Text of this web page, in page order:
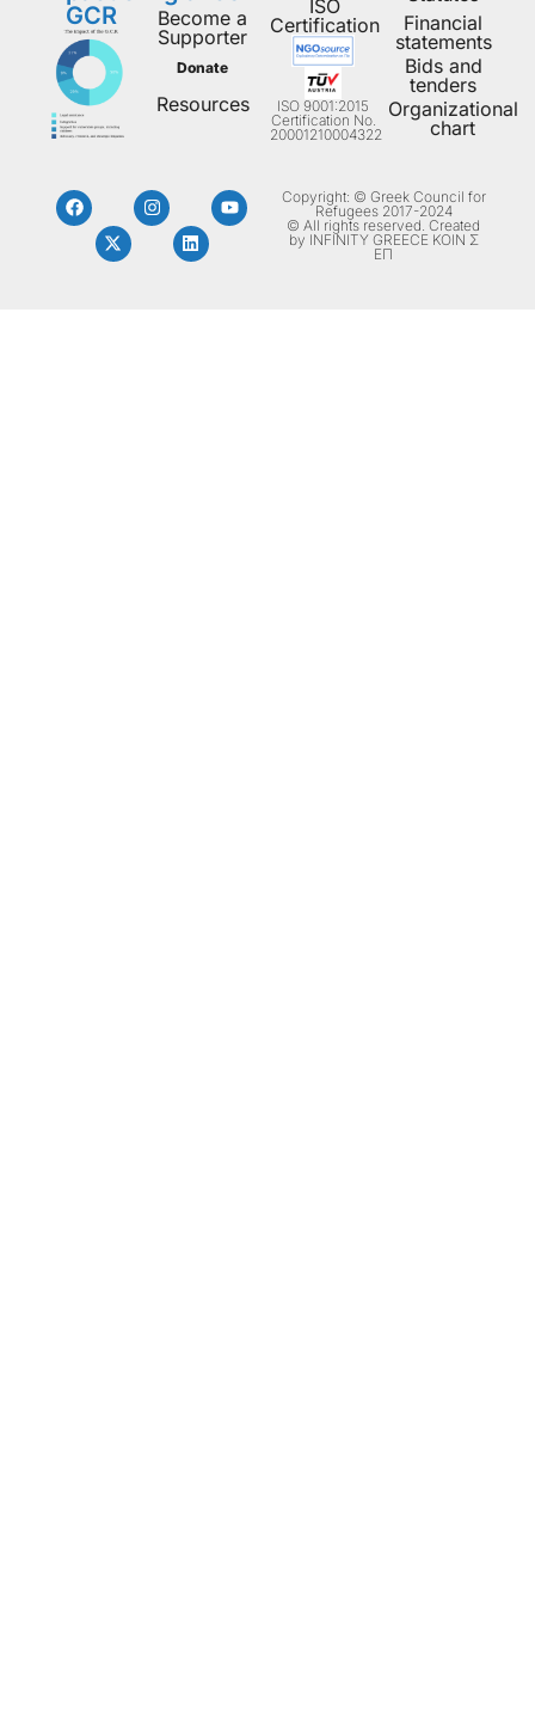
GCR
Become a
Supporter
Donate
Resources
ISO
Certification
ISO 9001:2015
Certification No.
20001210004322
Financial
statements
Bids and
tenders
Organizational
chart
Copyright: © Greek Council for
Refugees 2017-2024
© All rights reserved. Created
by INFINITY GREECE ΚΟΙΝ Σ
ΕΠ